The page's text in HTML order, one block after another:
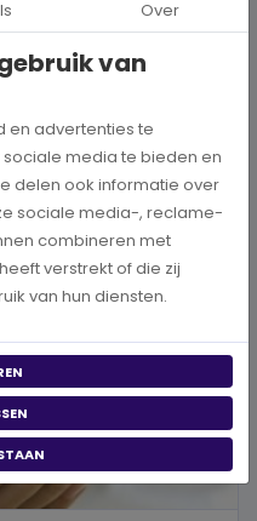
bij te dragen aan een betere
Jouw donatie kan het ve...
Over
van
en advertenties te
media te bieden en
delen ook informatie over
sociale media-, reclame-
combineren met
verstrekt of die zij
van hun diensten.